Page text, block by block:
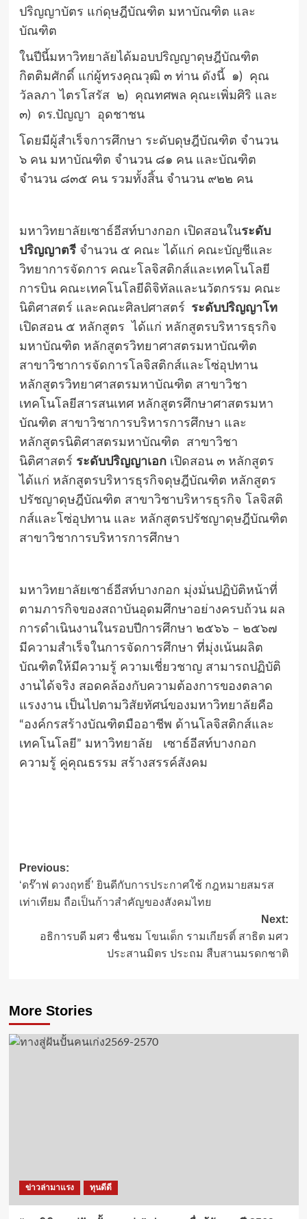
ปริญญาบัตร แก่ดุษฎีบัณฑิต มหาบัณฑิต และ
บัณฑิต
ในปีนี้มหาวิทยาลัยได้มอบปริญญาดุษฎีบัณฑิต
กิตติมศักดิ์ แก่ผู้ทรงคุณวุฒิ ๓ ท่าน ดังนี้ ๑) คุณ
วัลลภา ไตรโสรัส ๒) คุณทศพล คุณะเพิ่มศิริ และ
๓) ดร.ปัญญา อุดชาชน
โดยมีผู้สำเร็จการศึกษา ระดับดุษฎีบัณฑิต จำนวน
๖ คน มหาบัณฑิต จำนวน ๘๑ คน และบัณฑิต
จำนวน ๘๓๕ คน รวมทั้งสิ้น จำนวน ๙๒๒ คน
มหาวิทยาลัยเซาธ์อีสท์บางกอก เปิดสอนในระดับ
ปริญญาตรีจำนวน ๕ คณะ ได้แก่ คณะบัญชีและ
วิทยาการจัดการ คณะโลจิสติกส์และเทคโนโลยี
การบิน คณะเทคโนโลยีดิจิทัลและนวัตกรรม คณะ
นิติศาสตร์ และคณะศิลปศาสตร์
ระดับปริญญาโท
เปิดสอน ๕ หลักสูตร ได้แก่ หลักสูตรบริหารธุรกิจ
มหาบัณฑิต หลักสูตรวิทยาศาสตรมหาบัณฑิต
สาขาวิชาการจัดการโลจิสติกส์และโซ่อุปทาน
หลักสูตรวิทยาศาสตรมหาบัณฑิต สาขาวิชา
เทคโนโลยีสารสนเทศ หลักสูตรศึกษาศาสตรมหา
บัณฑิต สาขาวิชาการบริหารการศึกษา และ
หลักสูตรนิติศาสตรมหาบัณฑิต สาขาวิชา
นิติศาสตร์ ระดับปริญญาเอกเปิดสอน ๓ หลักสูตร
ได้แก่ หลักสูตรบริหารธุรกิจดุษฎีบัณฑิต หลักสูตร
ปรัชญาดุษฎีบัณฑิต สาขาวิชาบริหารธุรกิจ โลจิสติ
กส์และโซ่อุปทาน และ หลักสูตรปรัชญาดุษฎีบัณฑิต
สาขาวิชาการบริหารการศึกษา
มหาวิทยาลัยเซาธ์อีสท์บางกอก มุ่งมั่นปฏิบัติหน้าที่
ตามภารกิจของสถาบันอุดมศึกษาอย่างครบถ้วน ผล
การดำเนินงานในรอบปีการศึกษา ๒๕๖๖ – ๒๕๖๗
มีความสำเร็จในการจัดการศึกษา ที่มุ่งเน้นผลิต
บัณฑิตให้มีความรู้ ความเชี่ยวชาญ สามารถปฏิบัติ
งานได้จริง สอดคล้องกับความต้องการของตลาด
แรงงาน เป็นไปตามวิสัยทัศน์ของมหาวิทยาลัยคือ
“องค์กรสร้างบัณฑิตมืออาชีพ ด้านโลจิสติกส์และ
เทคโนโลยี” มหาวิทยาลัย เซาธ์อีสท์บางกอก
ความรู้ คู่คุณธรรม สร้างสรรค์สังคม
Post
navigation
Previous:
‘ดร๊าฟ ดวงฤทธิ์’ ยินดีกับการประกาศใช้ กฎหมายสมรส
เท่าเทียม ถือเป็นก้าวสำคัญของสังคมไทย
Next:
อธิการบดี มศว ชื่นชม โขนเด็ก รามเกียรติ์ สาธิต มศว
ประสานมิตร ประถม สืบสานมรดกชาติ
More Stories
ข่าวล่ามาแรง ทุนดีดี